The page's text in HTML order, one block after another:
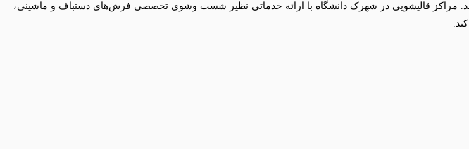
مراکز قالیشویی در شهرک دانشگاه با ارائه خدماتی نظیر شست‌ وشوی تخصصی فرش‌های دستباف و ماشینی،